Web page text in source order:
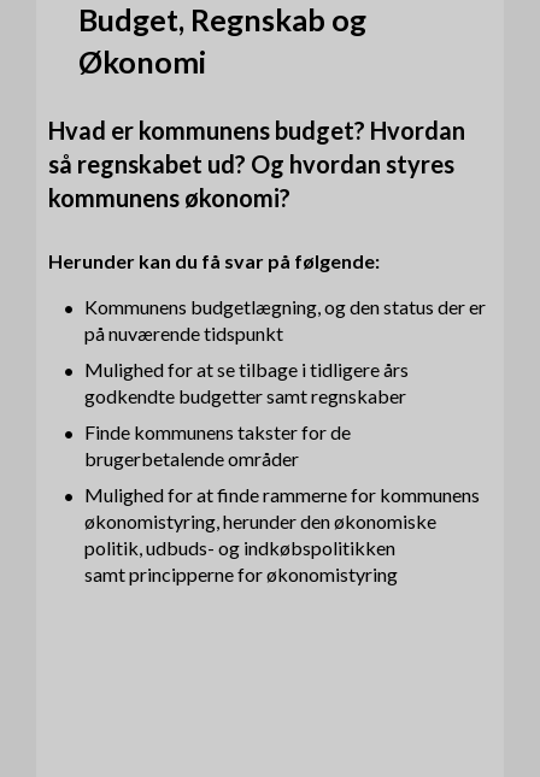
Budget, Regnskab og
Økonomi
Hvad er kommunens budget? Hvordan
så regnskabet ud? Og hvordan styres
kommunens økonomi?
Herunder kan du få svar på følgende:
Kommunens budgetlægning, og den status der er
på nuværende tidspunkt
Mulighed for at se tilbage i tidligere års
godkendte budgetter samt regnskaber
Finde kommunens takster for de
brugerbetalende områder
Mulighed for at finde rammerne for kommunens
økonomistyring, herunder den økonomiske
politik, udbuds- og indkøbspolitikken
samt principperne for økonomistyring